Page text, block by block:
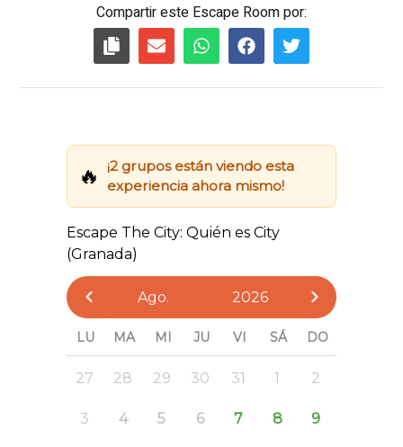
Compartir este Escape Room por: